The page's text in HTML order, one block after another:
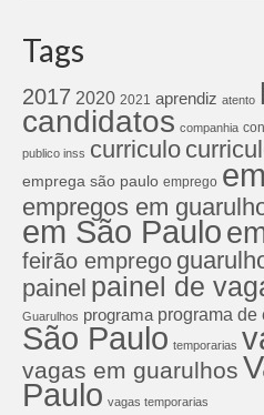
Tags
2017 2020 2021 aprendiz atento
candidatos companhia
publico inss curriculo
emprega são paulo emprego
empregos em
em São Paulo
feirão emprego
painel painel de
Guarulhos programa programa de
São Paulo temporarias
vagas em guarulhos
Paulo vagas temporarias